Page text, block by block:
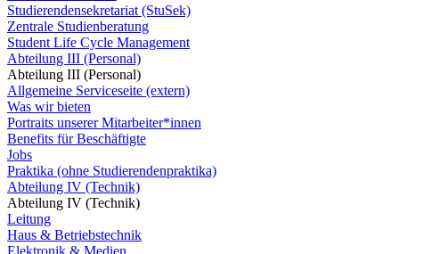
Studierendensekretariat (StuSek)
Zentrale Studienberatung
Student Life Cycle Management
Abteilung III (Personal)
Abteilung III (Personal)
Allgemeine Serviceseite (extern)
Was wir bieten
Portraits unserer Mitarbeiter*innen
Benefits für Beschäftigte
Jobs
Praktika (ohne Studierendenpraktika)
Abteilung IV (Technik)
Abteilung IV (Technik)
Leitung
Haus & Betriebstechnik
Elektronik & Medien